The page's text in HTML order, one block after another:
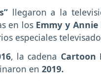
llegaron a la
en los Emmy y Annie
especiales
, la cadena Cartoon
en 2019.